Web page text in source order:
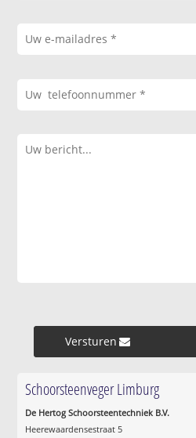
Versturen »
Schoorsteenveger Limburg
De Hertog Schoorsteentechniek B.V.
Heerewaardensestraat 5